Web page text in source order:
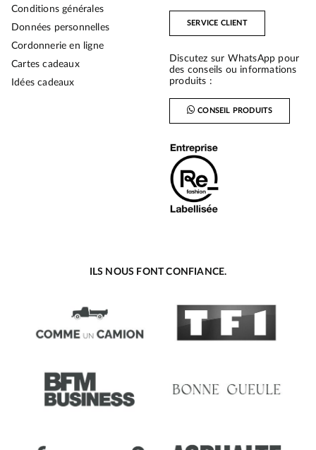
Conditions générales
Données personnelles
Cordonnerie en ligne
Cartes cadeaux
Idées cadeaux
SERVICE CLIENT
Discutez sur WhatsApp pour
des conseils ou informations
produits :
CONSEIL PRODUITS
ILS NOUS FONT CONFIANCE.